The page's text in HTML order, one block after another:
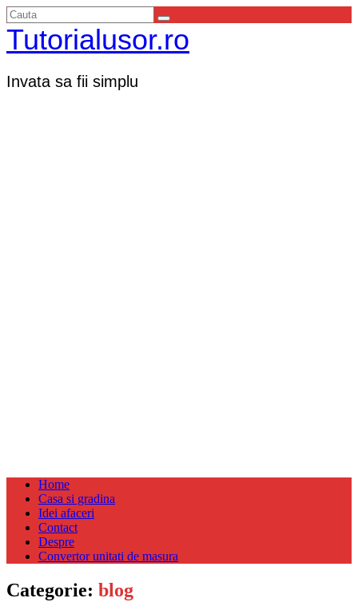
Tutorialusor.ro
Invata sa fii simplu
Home
Casa si gradina
Idei afaceri
Contact
Despre
Convertor unitati de masura
Categorie: blog